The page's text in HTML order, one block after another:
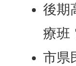
後期
療班
市県